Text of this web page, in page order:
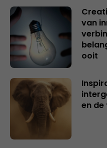
van
ooit
en de